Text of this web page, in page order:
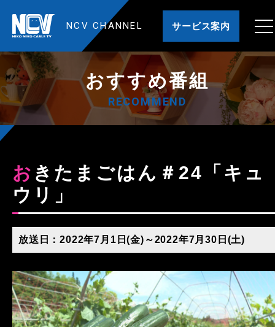
NCV CHANNEL サービス案内
おすすめ番組
RECOMMEND
おきたまごはん＃24「キュ
ウリ」
放送日：2022年7月1日(金)～2022年7月30日(土)